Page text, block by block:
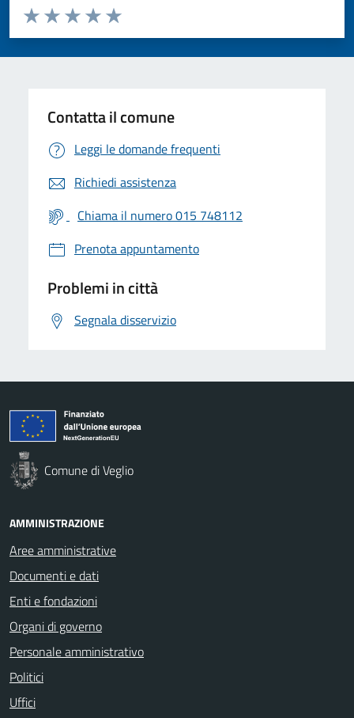
Valuta da 1 a 5 stelle la pagina
Valuta 5 stelle su 5
Valuta 4 stelle su 5
Valuta 3 stelle su 5
Valuta 2 stelle su 5
Valuta 1 stelle su 5
Contatta il comune
Leggi le domande frequenti
Richiedi assistenza
Chiama il numero 015 748112
Prenota appuntamento
Problemi in città
Segnala disservizio
Comune di Veglio
AMMINISTRAZIONE
Aree amministrative
Documenti e dati
Enti e fondazioni
Organi di governo
Personale amministrativo
Politici
Uffici